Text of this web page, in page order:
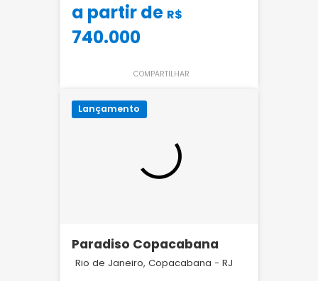
a partir de R$
740.000
COMPARTILHAR
Lançamento
Paradiso Copacabana
Rio de Janeiro, Copacabana - RJ